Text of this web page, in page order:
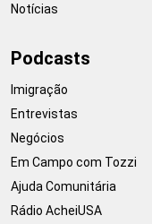
Notícias
Podcasts
Imigração
Entrevistas
Negócios
Em Campo com Tozzi
Ajuda Comunitária
Rádio AcheiUSA